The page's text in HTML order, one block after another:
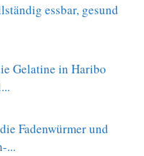
essbar, gesund
Gelatine in Haribo
Fadenwürmer und
...